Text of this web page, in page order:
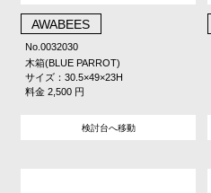
AWABEES
No.0032030
木箱(BLUE PARROT)
サイズ：30.5×49×23H
料金 2,500 円
検討台へ移動